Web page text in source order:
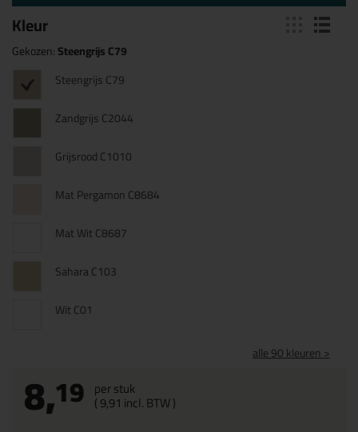
Kleur
Gekozen:Steengrijs C79
Steengrijs C79
Zandgrijs C2044
Grijsrood C1010
Mat Pergamon C8684
Mat Wit C8687
Sahara C103
Wit C01
alle 90 kleuren >
8,19 per stuk
(9,91 incl. BTW )